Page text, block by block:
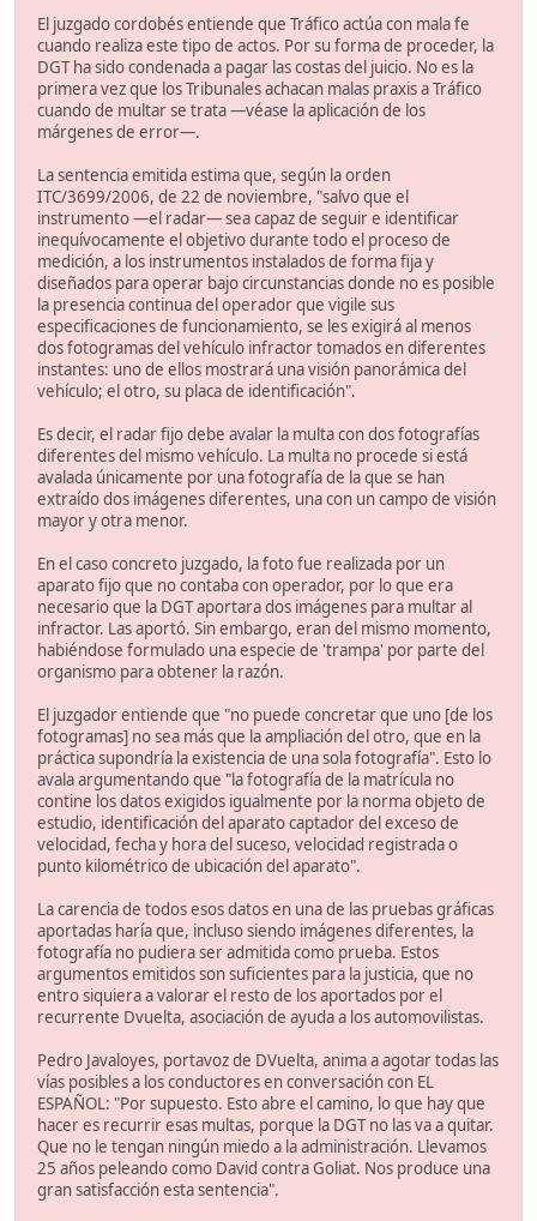
El juzgado cordobés entiende que Tráfico actúa con mala fe
cuando realiza este tipo de actos. Por su forma de proceder, la
DGT ha sido condenada a pagar las costas del juicio. No es la
primera vez que los Tribunales achacan malas praxis a Tráfico
cuando de multar se trata —véase la aplicación de los
márgenes de error—.
La sentencia emitida estima que, según la orden
ITC/3699/2006, de 22 de noviembre, "salvo que el
instrumento —el radar— sea capaz de seguir e identificar
inequívocamente el objetivo durante todo el proceso de
medición, a los instrumentos instalados de forma fija y
diseñados para operar bajo circunstancias donde no es posible
la presencia continua del operador que vigile sus
especificaciones de funcionamiento, se les exigirá al menos
dos fotogramas del vehículo infractor tomados en diferentes
instantes: uno de ellos mostrará una visión panorámica del
vehículo; el otro, su placa de identificación".
Es decir, el radar fijo debe avalar la multa con dos fotografías
diferentes del mismo vehículo. La multa no procede si está
avalada únicamente por una fotografía de la que se han
extraído dos imágenes diferentes, una con un campo de visión
mayor y otra menor.
En el caso concreto juzgado, la foto fue realizada por un
aparato fijo que no contaba con operador, por lo que era
necesario que la DGT aportara dos imágenes para multar al
infractor. Las aportó. Sin embargo, eran del mismo momento,
habiéndose formulado una especie de 'trampa' por parte del
organismo para obtener la razón.
El juzgador entiende que "no puede concretar que uno [de los
fotogramas] no sea más que la ampliación del otro, que en la
práctica supondría la existencia de una sola fotografía". Esto lo
avala argumentando que "la fotografía de la matrícula no
contine los datos exigidos igualmente por la norma objeto de
estudio, identificación del aparato captador del exceso de
velocidad, fecha y hora del suceso, velocidad registrada o
punto kilométrico de ubicación del aparato".
La carencia de todos esos datos en una de las pruebas gráficas
aportadas haría que, incluso siendo imágenes diferentes, la
fotografía no pudiera ser admitida como prueba. Estos
argumentos emitidos son suficientes para la justicia, que no
entro siquiera a valorar el resto de los aportados por el
recurrente Dvuelta, asociación de ayuda a los automovilistas.
Pedro Javaloyes, portavoz de DVuelta, anima a agotar todas las
vías posibles a los conductores en conversación con EL
ESPAÑOL: "Por supuesto. Esto abre el camino, lo que hay que
hacer es recurrir esas multas, porque la DGT no las va a quitar.
Que no le tengan ningún miedo a la administración. Llevamos
25 años peleando como David contra Goliat. Nos produce una
gran satisfacción esta sentencia".